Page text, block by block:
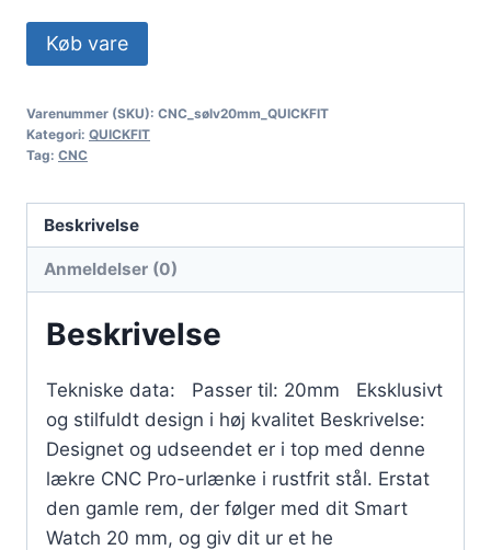
Køb vare
Varenummer (SKU): CNC_sølv20mm_QUICKFIT
Kategori: QUICKFIT
Tag: CNC
Beskrivelse
Anmeldelser (0)
Beskrivelse
Tekniske data: Passer til: 20mm Eksklusivt
og stilfuldt design i høj kvalitet Beskrivelse:
Designet og udseendet er i top med denne
lækre CNC Pro-urlænke i rustfrit stål. Erstat
den gamle rem, der følger med dit Smart
Watch 20 mm, og giv dit ur et he